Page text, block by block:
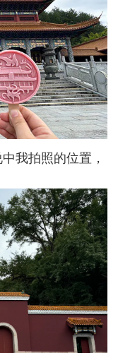
我拍照的位置，